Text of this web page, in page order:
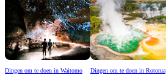
Dingen om te doen in Waitomo Dingen om te doen in Rotorua